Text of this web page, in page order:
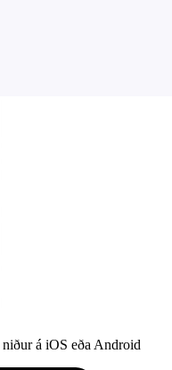
á iOS eða Android